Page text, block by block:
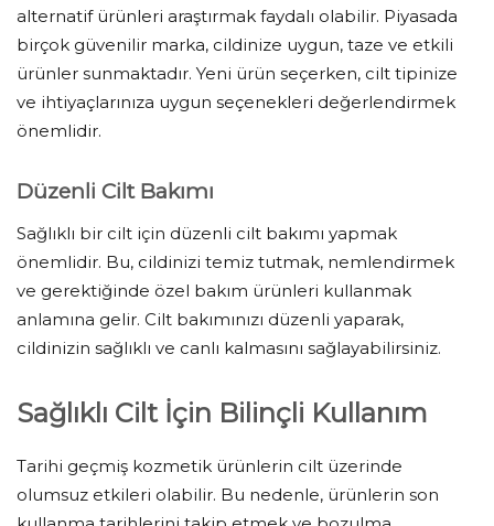
alternatif ürünleri araştırmak faydalı olabilir. Piyasada
birçok güvenilir marka, cildinize uygun, taze ve etkili
ürünler sunmaktadır. Yeni ürün seçerken, cilt tipinize
ve ihtiyaçlarınıza uygun seçenekleri değerlendirmek
önemlidir.
Düzenli Cilt Bakımı
Sağlıklı bir cilt için düzenli cilt bakımı yapmak
önemlidir. Bu, cildinizi temiz tutmak, nemlendirmek
ve gerektiğinde özel bakım ürünleri kullanmak
anlamına gelir. Cilt bakımınızı düzenli yaparak,
cildinizin sağlıklı ve canlı kalmasını sağlayabilirsiniz.
Sağlıklı Cilt İçin Bilinçli Kullanım
Tarihi geçmiş kozmetik ürünlerin cilt üzerinde
olumsuz etkileri olabilir. Bu nedenle, ürünlerin son